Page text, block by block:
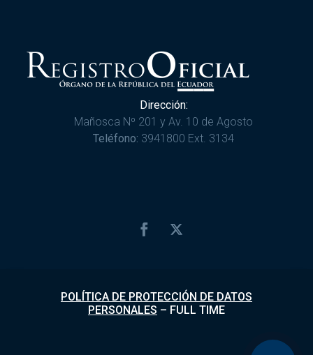
Dirección:
Mañosca Nº 201 y Av. 10 de Agosto
Teléfono: 3941800 Ext. 3134
POLÍTICA DE PROTECCIÓN DE DATOS
PERSONALES – FULL TIME